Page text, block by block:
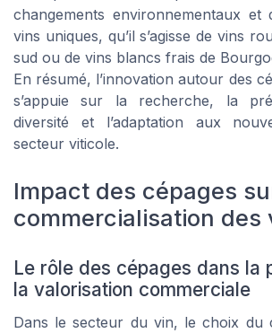
changements environnementaux et
vins uniques, qu’il s’agisse de vins
sud ou de vins blancs frais de
En résumé, l’innovation autour des
s’appuie sur la recherche, la
diversité et l’adaptation aux
secteur viticole.
Impact des cépages
commercialisation des
Le rôle des cépages dans la
la valorisation commerciale
Dans le secteur du vin, le choix du